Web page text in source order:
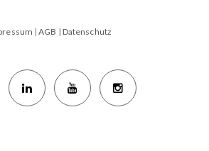
|AGB | Datenschutz